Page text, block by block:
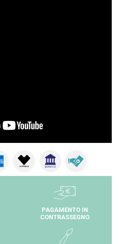
PAGAMENTO IN
CONTRASSEGNO